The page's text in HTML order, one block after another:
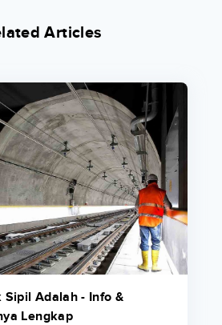
Articles
Sipil Adalah - Info &
Lengkap